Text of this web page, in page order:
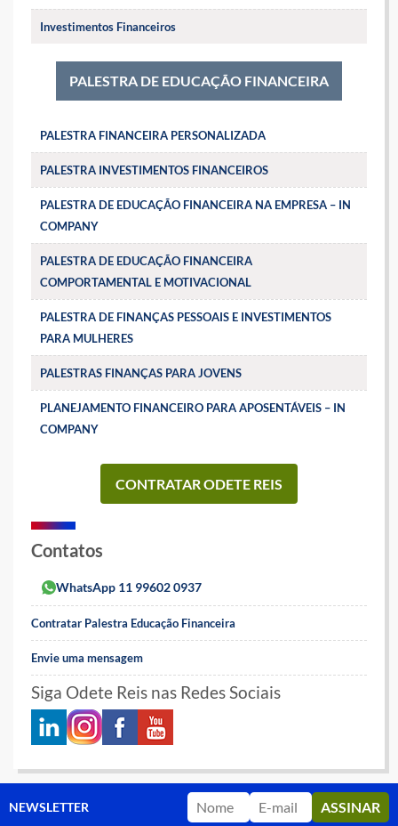
Investimentos Financeiros
PALESTRA DE EDUCAÇÃO FINANCEIRA
PALESTRA FINANCEIRA PERSONALIZADA
PALESTRA INVESTIMENTOS FINANCEIROS
PALESTRA DE EDUCAÇÃO FINANCEIRA NA EMPRESA – IN
COMPANY
PALESTRA DE EDUCAÇÃO FINANCEIRA
COMPORTAMENTAL E MOTIVACIONAL
PALESTRA DE FINANÇAS PESSOAIS E INVESTIMENTOS
PARA MULHERES
PALESTRAS FINANÇAS PARA JOVENS
PLANEJAMENTO FINANCEIRO PARA APOSENTÁVEIS – IN
COMPANY
CONTRATAR ODETE REIS
Contatos
WhatsApp 11 99602 0937
Contratar Palestra Educação Financeira
Envie uma mensagem
Siga Odete Reis nas Redes Sociais
NEWSLETTER